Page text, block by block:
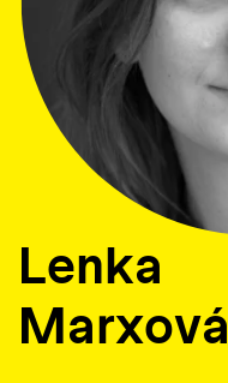
Lenka
Marxová